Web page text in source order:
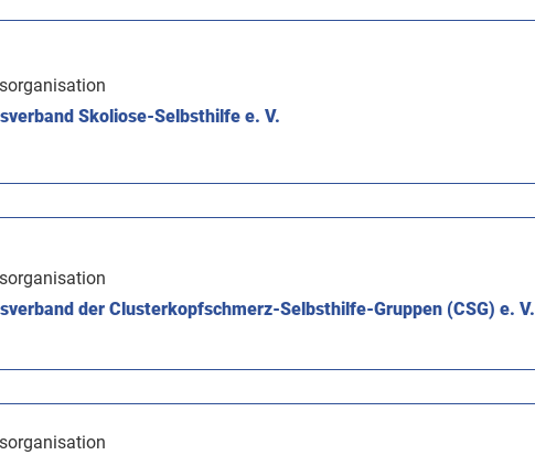
Skoliose-Selbsthilfe e. V.
der Clusterkopfschmerz-Selbsthilfe-Gruppen (CSG) e. V.